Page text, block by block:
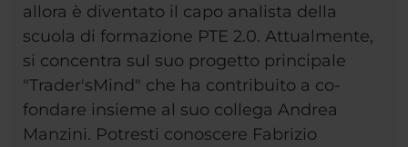
allora è diventato il capo analista della
scuola di formazione PTE 2.0. Attualmente,
si concentra sul suo progetto principale
"Trader'sMind" che ha contribuito a co-
fondare insieme al suo collega Andrea
Manzini. Potresti conoscere Fabrizio